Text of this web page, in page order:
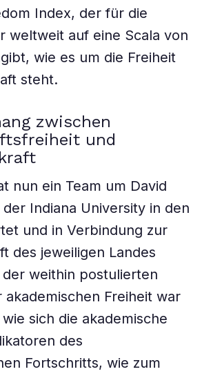
Index, der für die
weltweit auf eine Scala von
wie es um die Freiheit
steht.
zwischen
und
nun ein Team um David
Indiana University in den
und in Verbindung zur
des jeweiligen Landes
der weithin postulierten
akademischen Freiheit war
sich die akademische
des
Fortschritts, wie zum